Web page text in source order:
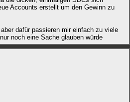
Accounts erstellt um den Gewinn zu
dafür passieren mir einfach zu viele
noch eine Sache glauben würde